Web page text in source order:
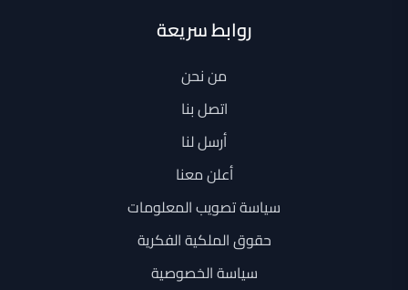
روابط سريعة
من نحن
اتصل بنا
أرسل لنا
أعلن معنا
سياسة تصويب المعلومات
حقوق الملكية الفكرية
سياسة الخصوصية